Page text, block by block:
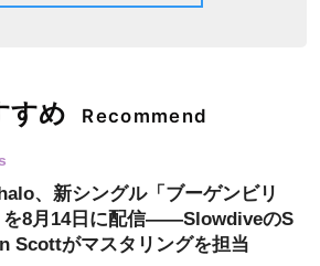
すめ Recommend
、新シングル「ブーゲンビリ
を8月14日に配信——SlowdiveのS
Scottがマスタリングを担当